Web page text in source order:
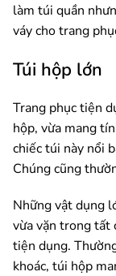
làm túi quần
váy cho trang
Túi hộp lớn
Trang phục tiện
hộp, vừa mang
chiếc túi này nổi
Chúng cũng
Những vật dụng
vừa vặn trong tất
tiện dụng.
khoác, túi hộp